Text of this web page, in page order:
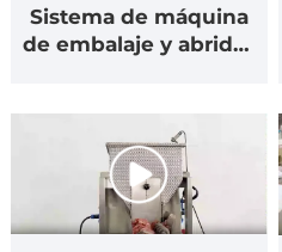
Sistema de máquina
de embalaje y abridor